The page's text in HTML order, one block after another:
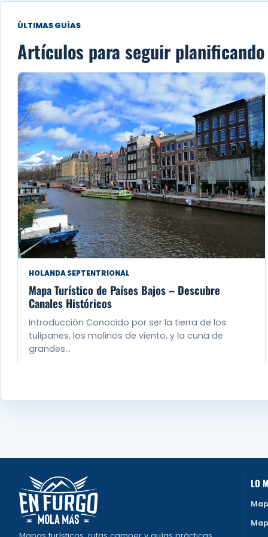
ÚLTIMAS GUÍAS
Artículos para seguir planificando
HOLANDA SEPTENTRIONAL
Mapa Turístico de Países Bajos – Descubre
Canales Históricos
Introducción Conocido por ser la tierra de los
tulipanes, los molinos de viento, y la cuna de
grandes…
LO